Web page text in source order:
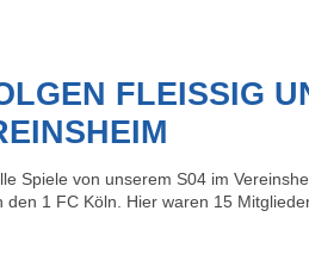
FLEISSIG
Spiele von unserem S04 im
den 1 FC Köln. Hier waren 15